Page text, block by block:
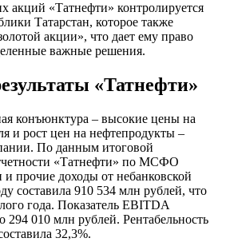
акций «Татнефти» контролируется
Татарстан, которое также
акции», что дает ему право
важные решения.
«Татнефти»
конъюнктура – высокие цены на
и рост цен на нефтепродукты –
По данным итоговой
«Татнефти» по МСФО
и прочие доходы от небанковской
составила 910 534 млн рублей, что
года. Показатель EBITDA
294 010 млн рублей. Рентабельность
32,3%.